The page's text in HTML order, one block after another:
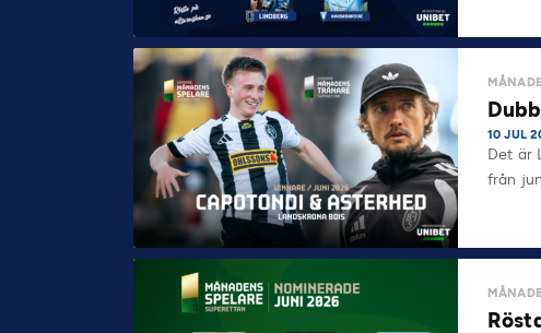
10 JUL
Det är
från